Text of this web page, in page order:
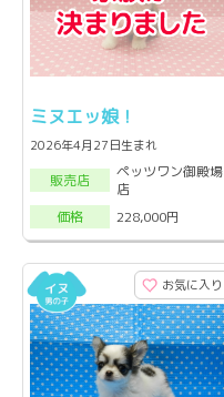
ミヌエッ娘！
2026年4月27日生まれ
販売店
ペッツワン御殿場
店
価格
228,000円
お気に入り